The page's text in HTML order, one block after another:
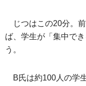
じつはこの20分。
ば、学生が「集中で
う。
B氏は約100人の学